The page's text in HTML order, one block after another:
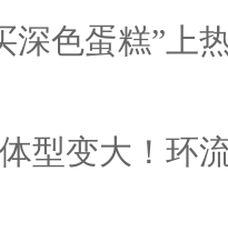
深色蛋糕”上
型变大！环